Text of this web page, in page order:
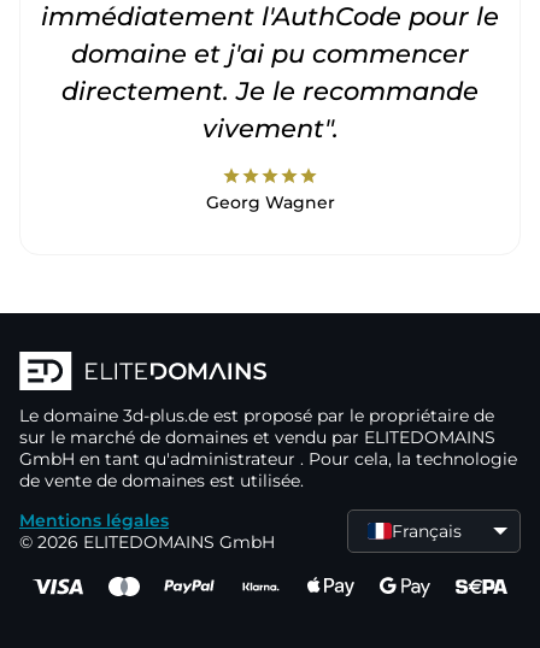
immédiatement l'AuthCode pour le
domaine et j'ai pu commencer
directement. Je le recommande
vivement".
starstarstarstarstar
Georg Wagner
Le domaine 3d-plus.de est proposé par le propriétaire de
sur le marché de domaines et vendu par ELITEDOMAINS
GmbH en tant qu'administrateur . Pour cela, la technologie
de vente de domaines est utilisée.
Mentions légales
© 2026 ELITEDOMAINS GmbH
Français